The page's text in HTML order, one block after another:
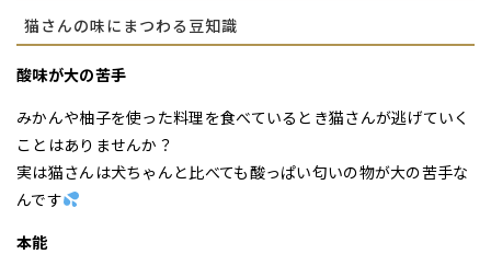
猫さんの味にまつわる豆知識
酸味が大の苦手
みかんや柚子を使った料理を食べているとき猫さんが逃げていく
ことはありませんか？
実は猫さんは犬ちゃんと比べても酸っぱい匂いの物が大の苦手な
んです
本能